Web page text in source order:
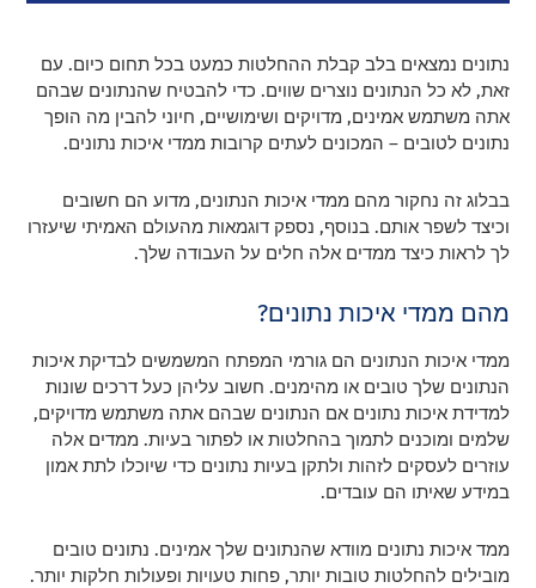
נתונים נמצאים בלב קבלת ההחלטות כמעט בכל תחום כיום. עם
זאת, לא כל הנתונים נוצרים שווים. כדי להבטיח שהנתונים שבהם
אתה משתמש אמינים, מדויקים ושימושיים, חיוני להבין מה הופך
נתונים לטובים – המכונים לעתים קרובות ממדי איכות נתונים.
בבלוג זה נחקור מהם ממדי איכות הנתונים, מדוע הם חשובים
וכיצד לשפר אותם. בנוסף, נספק דוגמאות מהעולם האמיתי שיעזרו
לך לראות כיצד ממדים אלה חלים על העבודה שלך.
מהם ממדי איכות נתונים?
ממדי איכות הנתונים הם גורמי המפתח המשמשים לבדיקת איכות
הנתונים שלך טובים או מהימנים. חשוב עליהן כעל דרכים שונות
למדידת איכות נתונים אם הנתונים שבהם אתה משתמש מדויקים,
שלמים ומוכנים לתמוך בהחלטות או לפתור בעיות. ממדים אלה
עוזרים לעסקים לזהות ולתקן בעיות נתונים כדי שיוכלו לתת אמון
במידע שאיתו הם עובדים.
ממד איכות נתונים מוודא שהנתונים שלך אמינים. נתונים טובים
מובילים להחלטות טובות יותר, פחות טעויות ופעולות חלקות יותר.